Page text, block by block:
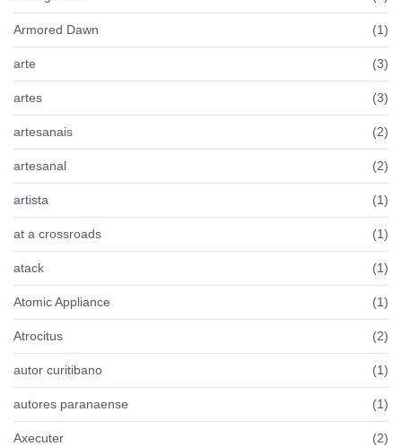
Armored Dawn (1)
arte (3)
artes (3)
artesanais (2)
artesanal (2)
artista (1)
at a crossroads (1)
atack (1)
Atomic Appliance (1)
Atrocitus (2)
autor curitibano (1)
autores paranaense (1)
Axecuter (2)